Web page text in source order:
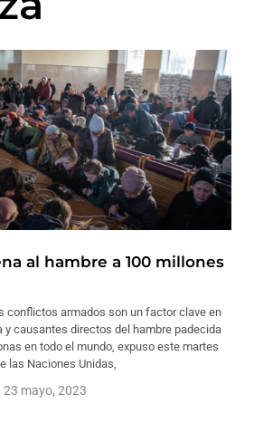
al hambre a 100 millones
conflictos armados son un factor clave en
y causantes directos del hambre padecida
en todo el mundo, expuso este martes
las Naciones Unidas,
23 mayo, 2023